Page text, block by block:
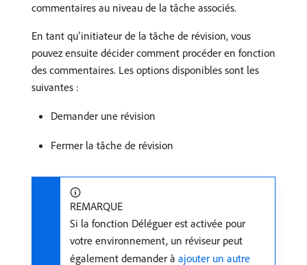
commentaires au niveau de la tâche associés.
En tant qu’initiateur de la tâche de révision, vous
pouvez ensuite décider comment procéder en fonction
des commentaires. Les options disponibles sont les
suivantes :
Demander une révision
Fermer la tâche de révision
REMARQUE
Si la fonction Déléguer est activée pour
votre environnement, un réviseur peut
également demander à ajouter un autre